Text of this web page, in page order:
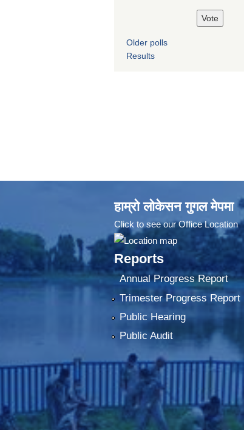
Older polls
Results
हाम्रो लोकेसन गुगल मेपमा
Click to see our Office Location
Reports
Annual Progress Report
Trimester Progress Report
Public Hearing
Public Audit